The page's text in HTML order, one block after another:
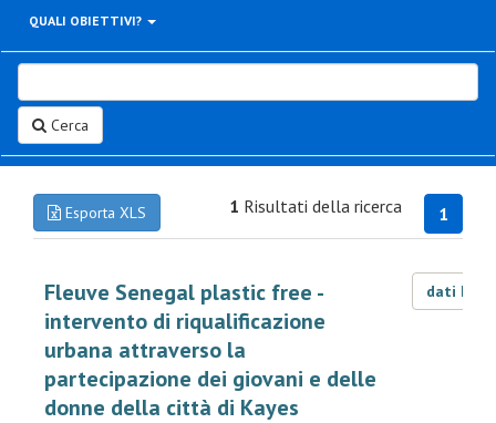
QUALI OBIETTIVI?
Cerca
Esporta XLS 1
1 Risultati della ricerca
Fleuve Senegal plastic free -
intervento di riqualificazione
urbana attraverso la
partecipazione dei giovani e delle
donne della città di Kayes
dati LOD